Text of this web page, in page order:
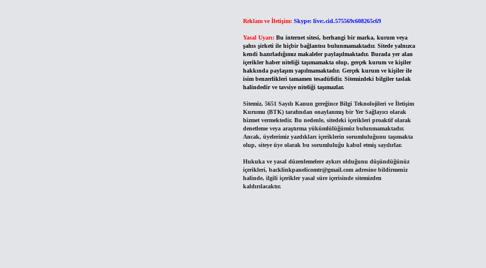
Reklam ve İletişim: Skype: live:.cid.575569c608265c69
Yasal Uyarı: Bu internet sitesi, herhangi bir marka, kurum veya
şahıs şirketi ile hiçbir bağlantısı bulunmamaktadır. Sitede yalnızca
kendi hazırladığımız makaleler paylaşılmaktadır. Burada yer alan
içerikler haber niteliği taşımamakta olup, gerçek kurum ve kişiler
hakkında paylaşım yapılmamaktadır. Gerçek kurum ve kişiler ile
isim benzerlikleri tamamen tesadüfidir. Sitemizdeki bilgiler taslak
halindedir ve tavsiye niteliği taşımazlar.
Sitemiz, 5651 Sayılı Kanun gereğince Bilgi Teknolojileri ve İletişim
Kurumu (BTK) tarafından onaylanmış bir Yer Sağlayıcı olarak
hizmet vermektedir. Bu nedenle, sitedeki içerikleri proaktif olarak
denetleme veya araştırma yükümlülüğümüz bulunmamaktadır.
Ancak, üyelerimiz yazdıkları içeriklerin sorumluluğunu taşımakta
olup, siteye üye olarak bu sorumluluğu kabul etmiş sayılırlar.
Hukuka ve yasal düzenlemelere aykırı olduğunu düşündüğünüz
içerikleri, backlinkpanelicomtr@gmail.comadresine bildirmeniz
halinde, ilgili içerikler yasal süre içerisinde sitemizden
kaldırılacaktır.